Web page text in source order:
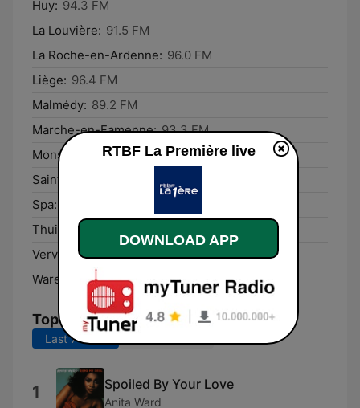
Huy: 94.3 FM
La Louvière: 91.5 FM
La Roche-en-Ardenne: 96.0 FM
Liège: 96.4 FM
Malmédy: 89.2 FM
Marche-en-Famenne: 93.3 FM
Mons:
91.5 FM
Saint-Vith:
Spa:
Thuin:
93.4 FM
Verviers: 91.3 FM
Waremme: 94.6 FM
Top Songs
Last 7 days
1 Spoiled By Your Love
Anita Ward
RTBF La Première live
DOWNLOAD APP